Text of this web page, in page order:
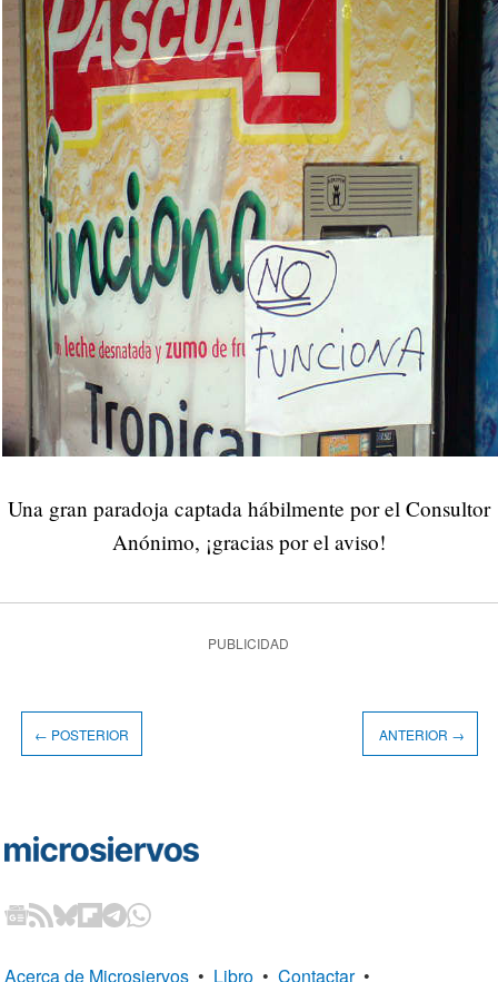
Una gran paradoja captada hábilmente por el Consultor
Anónimo, ¡gracias por el aviso!
PUBLICIDAD
← POSTERIOR ANTERIOR →
Acerca de Microsiervos • Libro • Contactar •